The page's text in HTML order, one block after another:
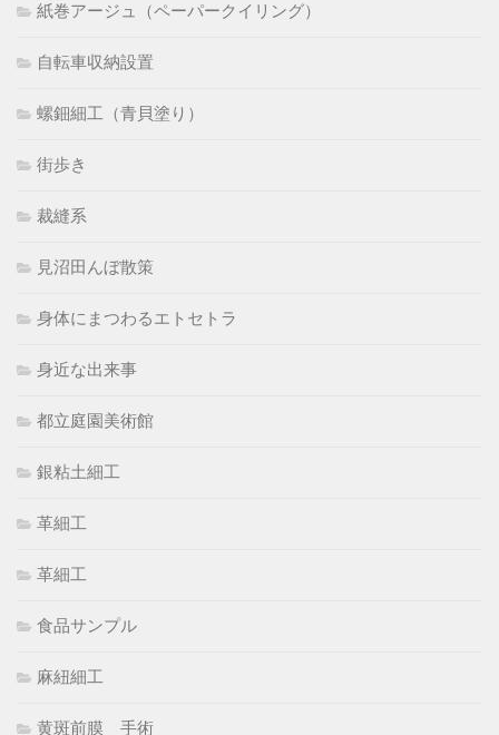
紙巻アージュ（ペーパークイリング）
自転車収納設置
螺鈿細工（青貝塗り）
街歩き
裁縫系
見沼田んぼ散策
身体にまつわるエトセトラ
身近な出来事
都立庭園美術館
銀粘土細工
革細工
革細工
食品サンプル
麻紐細工
黄斑前膜 手術